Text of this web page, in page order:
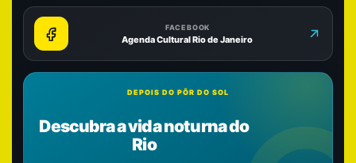
FACEBOOK
Agenda Cultural Rio de Janeiro
DEPOIS DO PÔR DO SOL
Descubra a vida noturna do
Rio